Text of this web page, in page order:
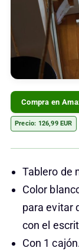
Compra en
Precio: 126,99 EUR
Tablero de
Color
para evitar
con el
Con 1